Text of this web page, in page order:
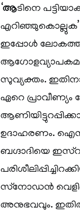
ആടിനെ
എറിഞ്ഞുകൊല്ലുക’
ഇപ്പോൾ ലോകത്ത്
സുവ്യക്തം.
ഏറെ പ്രാവീണ്യം
ഉദാഹരണം.
ബഗ്ദാദിയെ
സ്‌നോഡൻ
അനുഭവവും.